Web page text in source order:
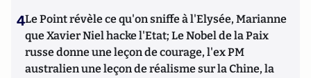
4Le Point révèle ce qu'on sniffe à l'Elysée, Marianne
que Xavier Niel hacke l'Etat; Le Nobel de la Paix
russe donne une leçon de courage, l'ex PM
australien une leçon de réalisme sur la Chine, la